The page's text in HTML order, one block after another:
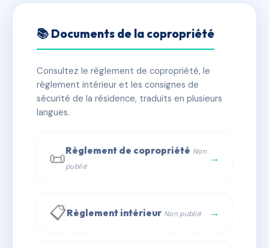
SDC 12 KLEBER
✓ Immatriculée 🏠 34 lots 🏗 1 bâtiment(s)
📞 Contacter Syndic Digital
📚 Documents de la copropriété
Consultez le règlement de copropriété, le
règlement intérieur et les consignes de
sécurité de la résidence, traduits en plusieurs
langues.
📜Règlement de copropriété Non
publié
→
📋Règlement intérieur Non publié →